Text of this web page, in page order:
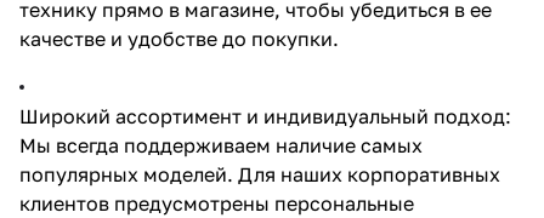
технику прямо в магазине, чтобы убедиться в ее
качестве и удобстве до покупки.
Широкий ассортимент и индивидуальный подход:
Мы всегда поддерживаем наличие самых
популярных моделей. Для наших корпоративных
клиентов предусмотрены персональные